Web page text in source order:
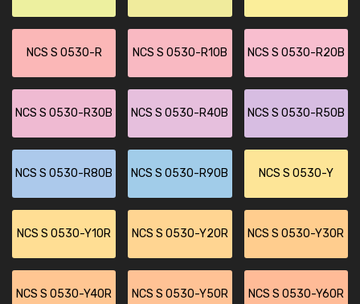
NCS S 0530-R NCS S 0530-R10B NCS S 0530-R20B
NCS S 0530-R30B NCS S 0530-R40B NCS S 0530-R50B
NCS S 0530-R80B NCS S 0530-R90B NCS S 0530-Y
NCS S 0530-Y10R NCS S 0530-Y20R NCS S 0530-Y30R
NCS S 0530-Y40R NCS S 0530-Y50R NCS S 0530-Y60R